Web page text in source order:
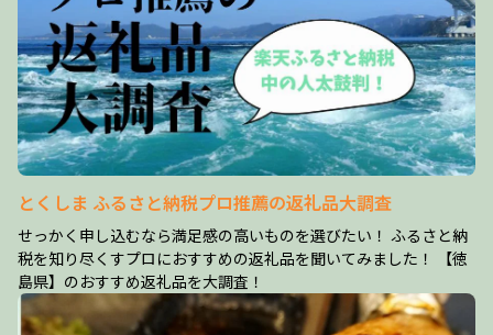
とくしま ふるさと納税プロ推薦の返礼品大調査
せっかく申し込むなら満足感の高いものを選びたい！ ふるさと納
税を知り尽くすプロにおすすめの返礼品を聞いてみました！ 【徳
島県】のおすすめ返礼品を大調査！